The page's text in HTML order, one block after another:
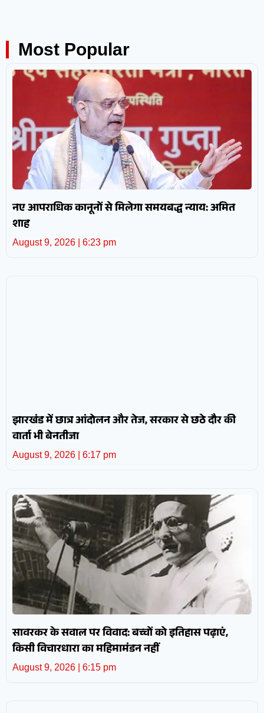
Most Popular
नए आपराधिक कानूनों से मिलेगा समयबद्ध न्याय: अमित
शाह
August 9, 2026 6:23 pm
झारखंड में छात्र आंदोलन और तेज, सरकार से छठे दौर की
वार्ता भी बेनतीजा
August 9, 2026 6:17 pm
सावरकर के सवाल पर विवाद: बच्चों को इतिहास पढ़ाएं,
किसी विचारधारा का महिमामंडन नहीं
August 9, 2026 6:15 pm